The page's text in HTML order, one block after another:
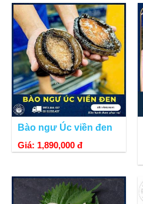
Bào ngư Úc viền đen
Giá: 1,890,000 đ